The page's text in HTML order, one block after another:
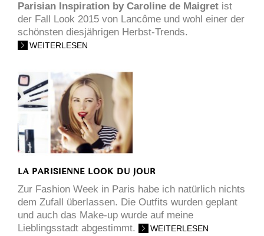
Parisian Inspiration by Caroline de Maigret ist
der Fall Look 2015 von Lancôme und wohl einer der
schönsten diesjährigen Herbst-Trends.
WEITERLESEN
LA PARISIENNE LOOK DU JOUR
Zur Fashion Week in Paris habe ich natürlich nichts
dem Zufall überlassen. Die Outfits wurden geplant
und auch das Make-up wurde auf meine
Lieblingsstadt abgestimmt.
WEITERLESEN